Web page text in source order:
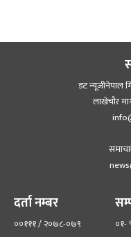
डट न्यूजीनेपाल
लाखेचौर
दर्ता नम्बर
००१११ / २०७८-०७९
०१-